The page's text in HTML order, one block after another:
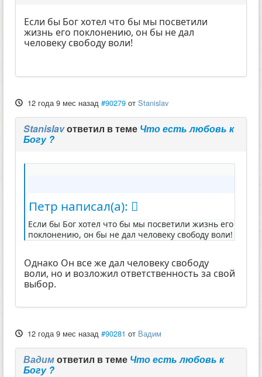
Если бы Бог хотел что бы мы посветили
жизнь его поклонению, он бы не дал
человеку свободу воли!
12 года 9 мес назад #90279 отStanislav
Stanislavответил в теме Что есть любовь к
Богу ?
Петр написал(а):
Если бы Бог хотел что бы мы посветили жизнь его
поклонению, он бы не дал человеку свободу воли!
Однако Он все же дал человеку свободу
воли, но и возложил ответственность за свой
выбор.
12 года 9 мес назад #90281 от Вадим
Вадимответил в теме Что есть любовь к
Богу ?